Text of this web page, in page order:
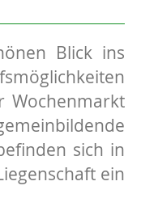
Blick ins
Wochenmarkt
sich in
ein